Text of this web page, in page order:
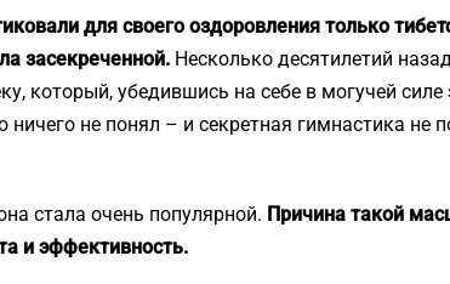
для своего оздоровления только
засекреченной. Несколько десятилетий
который, убедившись на себе в могучей
ничего не понял – и секретная гимнастика не
стала очень популярной. Причина такой
и эффективность.